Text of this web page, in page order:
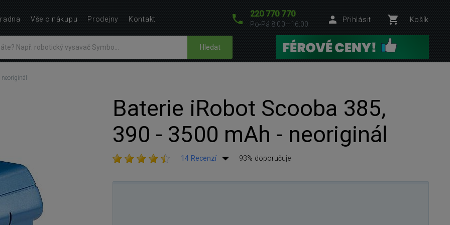
220 770 770
Po-Pá 8:00—16:00
Přihlásit Košík
Hledat
Baterie iRobot Scooba 385,
390 - 3500 mAh - neoriginál
14 Recenzí 93% doporučuje
Vše o nákupu Prodejny Kontakt